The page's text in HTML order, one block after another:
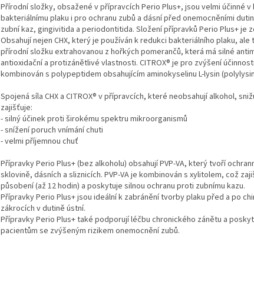
Přírodní složky, obsažené v přípravcích Perio Plus+, jsou velmi účinné
bakteriálnímu plaku i pro ochranu zubů a dásní před onemocněními
zubní kaz, gingivitida a periodontitida. Složení přípravků Perio Plus+ je
Obsahují nejen CHX, který je používán k redukci bakteriálního plaku, ale
přírodní složku extrahovanou z hořkých pomerančů, která má silné
antioxidační a protizánětlivé vlastnosti. CITROX® je pro zvýšení
kombinován s polypeptidem obsahujícím aminokyselinu L-lysin
Spojená síla CHX a CITROX® v přípravcích, které neobsahují alkohol,
zajišťuje:
- silný účinek proti širokému spektru mikroorganismů
- snížení poruch vnímání chuti
- velmi příjemnou chuť
Přípravky Perio Plus+ (bez alkoholu) obsahují PVP-VA, který tvoří
sklovině, dásních a sliznicích. PVP-VA je kombinován s xylitolem, což
působení (až 12 hodin) a poskytuje silnou ochranu proti zubnímu kazu.
Přípravky Perio Plus+ jsou ideální k zabránění tvorby plaku před a po
zákrocích v dutině ústní.
Přípravky Perio Plus+ také podporují léčbu chronického zánětu a
pacientům se zvýšeným rizikem onemocnění zubů.